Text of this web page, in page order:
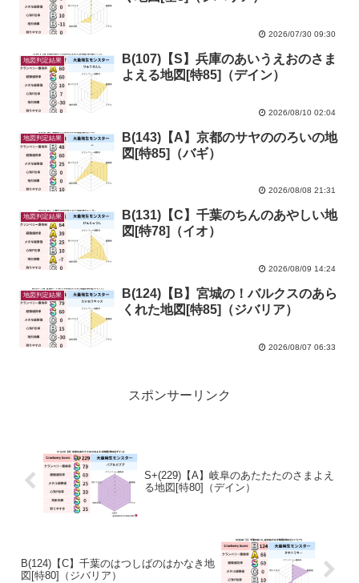
2026/07/30 09:30
地図判定結果
B(107)【S】兵庫のあいうえおのさま
よえる地図[特85]（デイン）
2026/08/10 02:04
地図判定結果
B(143)【A】京都のサヤののろいの地
図[特85]（バギ）
2026/08/08 21:31
地図判定結果
B(131)【C】千葉のちんのあやしい地
図[特78]（イオ）
2026/08/09 14:24
地図判定結果
B(124)【B】宮城の！バルクスのあら
くれた地図[特85]（ジバリア）
2026/08/07 06:33
スポンサーリンク
S+(229)【A】岐阜のあたたたのさまよえ
る地図[特80]（デイン）
B(124)【C】千葉のはつしばのはかなき地
図[特80]（ジバリア）